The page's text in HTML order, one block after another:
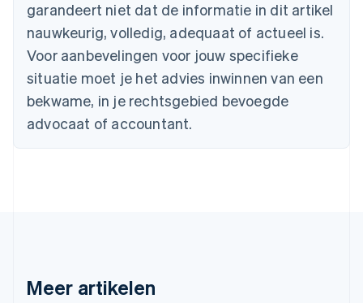
garandeert niet dat de informatie in dit artikel
nauwkeurig, volledig, adequaat of actueel is.
Voor aanbevelingen voor jouw specifieke
situatie moet je het advies inwinnen van een
bekwame, in je rechtsgebied bevoegde
advocaat of accountant.
Meer artikelen
English
Canada
EnglishFrançais
Cyprus
English
English
Duitsland
Griekenland